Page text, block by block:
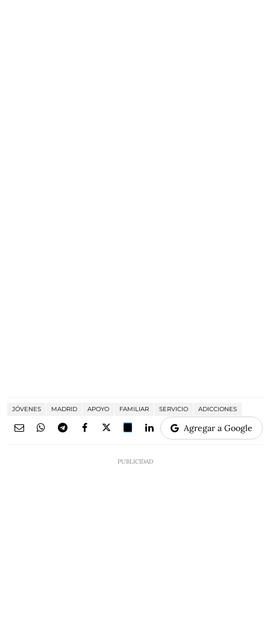
JÓVENES MADRID APOYO FAMILIAR SERVICIO ADICCIONES
Agregar a Google